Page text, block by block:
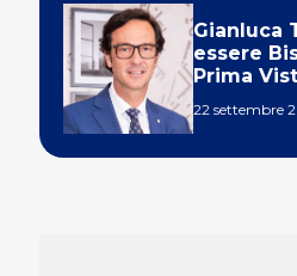
Gianluca
essere
Prima
22 settembre